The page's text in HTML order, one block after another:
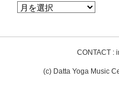
CONTACT :
(c) Datta Yoga Music